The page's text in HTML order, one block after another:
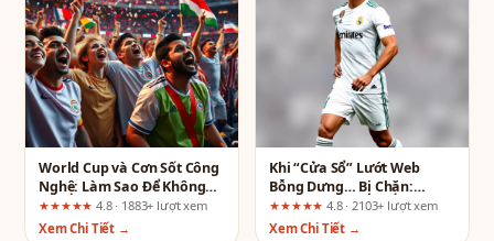
World Cup và Cơn Sốt Công
Nghệ: Làm Sao Để Không
Bỏ Lỡ Trận Cầu Đỉnh Cao?
★★★★★4.8 · 1883+ lượt xem
Xem Chi Tiết →
Khi “Cửa Sổ” Lướt Web
Bỗng Dưng… Bị Chặn:
Chuyện Gì Đang Xảy Ra?
★★★★★4.8 · 2103+ lượt xem
Xem Chi Tiết →